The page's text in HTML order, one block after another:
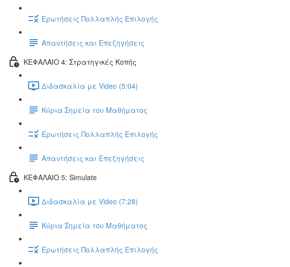
Ερωτήσεις Πολλαπλής Επιλογής
Απαντήσεις και Επεξηγήσεις
ΚΕΦΑΛΑΙΟ 4: Στρατηγικές Κοπής
Διδασκαλία με Video (5:04)
Κύρια Σημεία του Μαθήματος
Ερωτήσεις Πολλαπλής Επιλογής
Απαντήσεις και Επεξηγήσεις
ΚΕΦΑΛΑΙΟ 5: Simulate
Διδασκαλία με Video (7:28)
Κύρια Σημεία του Μαθήματος
Ερωτήσεις Πολλαπλής Επιλογής